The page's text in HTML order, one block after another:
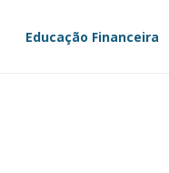
Educação Financeira